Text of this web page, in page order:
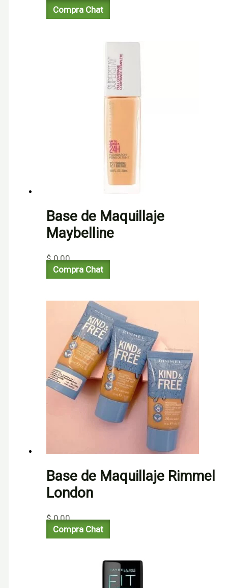
Compra Chat
Base de Maquillaje
Maybelline
$0,00
Compra Chat
Base de Maquillaje Rimmel
London
$0,00
Compra Chat